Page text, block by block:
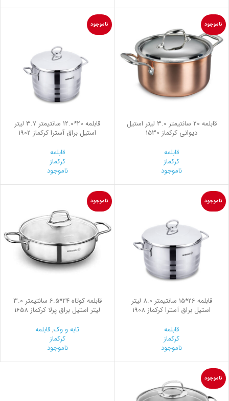
ناموجود
قابلمه 20 سانتیمتر 3.0 لیتر استیل
ديواني کرکماز 1530
قابلمه
کرکماز
ناموجود
ناموجود
قابلمه 20*12.0 سانتیمتر 3.7 لیتر
استیل براق آسترا کرکماز 1902
قابلمه
کرکماز
ناموجود
ناموجود
قابلمه 26*15 سانتیمتر 8.0 لیتر
استیل براق آسترا کرکماز 1908
قابلمه
کرکماز
ناموجود
ناموجود
قابلمه کوتاه 24*6.5 سانتیمتر 3.0
لیتر استیل براق پرلا کرکماز 1658
تابه و وک,قابلمه
کرکماز
ناموجود
ناموجود